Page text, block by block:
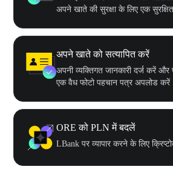
अपने खाते की सुरक्षा के लिए एक सुरक्षित
अपने खाते को सत्यापित करें
अपनी व्यक्तिगत जानकारी दर्ज करें
एक वैध फोटो पहचान पत्र अपलोड करें
ORE को PLN में बदलें
LBank पर व्यापार करने के लिए